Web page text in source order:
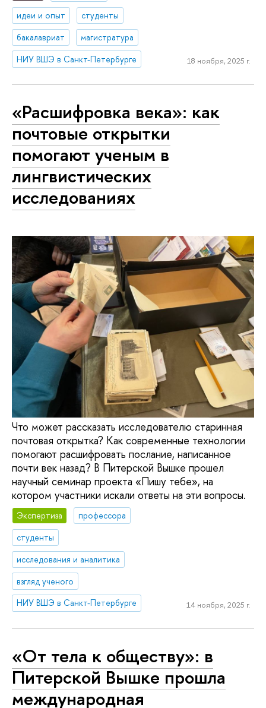
идеи и опыт
студенты
бакалавриат
магистратура
НИУ ВШЭ в Санкт-Петербурге
18 ноября, 2025 г.
«Расшифровка века»: как
почтовые открытки
помогают ученым в
лингвистических
исследованиях
Что может рассказать исследователю старинная
почтовая открытка? Как современные технологии
помогают расшифровать послание, написанное
почти век назад? В Питерской Вышке прошел
научный семинар проекта «Пишу тебе», на
котором участники искали ответы на эти вопросы.
Экспертиза
профессора
студенты
исследования и аналитика
взгляд ученого
НИУ ВШЭ в Санкт-Петербурге
14 ноября, 2025 г.
«От тела к обществу»: в
Питерской Вышке прошла
международная